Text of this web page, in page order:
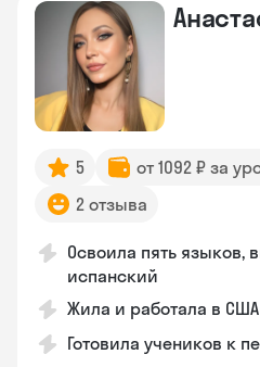
5 от 1092 ₽ за
2 отзыва
Освоила пять языков,
испанский
Жила и работала в
Готовила учеников к